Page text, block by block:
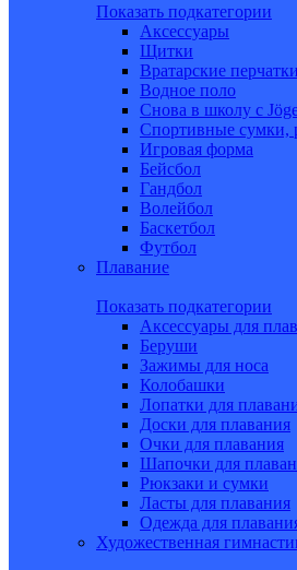
Показать подкатегории
Аксессуары
Щитки
Вратарские перчатки
Водное поло
Снова в школу c
Спортивные сумки,
Игровая форма
Бейсбол
Гандбол
Волейбол
Баскетбол
Футбол
Плавание
Показать подкатегории
Аксессуары для
Беруши
Зажимы для носа
Колобашки
Лопатки для
Доски для плавания
Очки для плавания
Шапочки для
Рюкзаки и сумки
Ласты для плавания
Одежда для
Художественная